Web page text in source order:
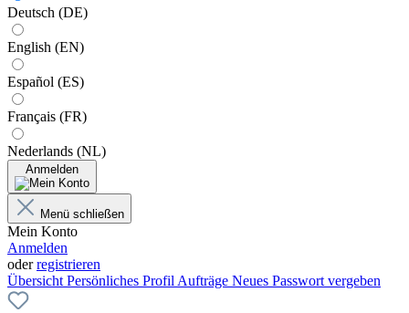
Deutsch (DE)
English (EN)
Español (ES)
Français (FR)
Nederlands (NL)
Anmelden
Menü schließen
Mein Konto
Anmelden
oderregistrieren
Übersicht Persönliches Profil Aufträge Neues Passwort vergeben